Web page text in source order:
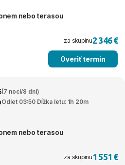
nebo terasou
za skupinu2 346 €
Overiť termín
(7 nocí/8 dní)
Odlet 03:50 Dĺžka letu: 1h 20m
nebo terasou
za skupinu1 551 €